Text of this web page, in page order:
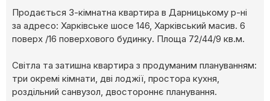
Продається 3-кімнатна квартира в Дарницькому р-ні
за адресо: Харківське шосе 146, Харківський масив. 6
поверх /16 поверхового будинку. Площа 72/44/9 кв.м.
Світла та затишна квартира з продуманим плануванням:
три окремі кімнати, дві лоджії, простора кухня,
роздільний санвузол, двостороннє планування.